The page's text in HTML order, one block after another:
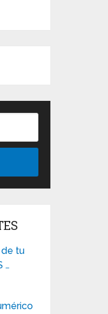
de tu
…